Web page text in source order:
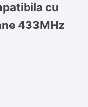
cu
433MHz